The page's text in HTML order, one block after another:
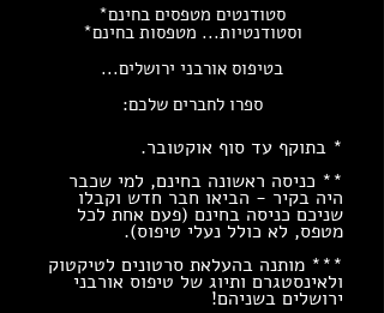
סטודנטים מטפסים בחינם*
וסטודנטיות... מטפסות בחינם*
בטיפוס אורבני ירושלים...
ספרו לחברים שלכם:
* בתוקף עד סוף אוקטובר.
** כניסה ראשונה בחינם, למי שכבר
היה בקיר - הביאו חבר חדש וקבלו
שניכם כניסה בחינם (פעם אחת לכל
מטפס, לא כולל נעלי טיפוס).
*** מותנה בהעלאת סרטונים לטיקטוק
ולאינסטגרם ותיוג של טיפוס אורבני
ירושלים בשניהם!